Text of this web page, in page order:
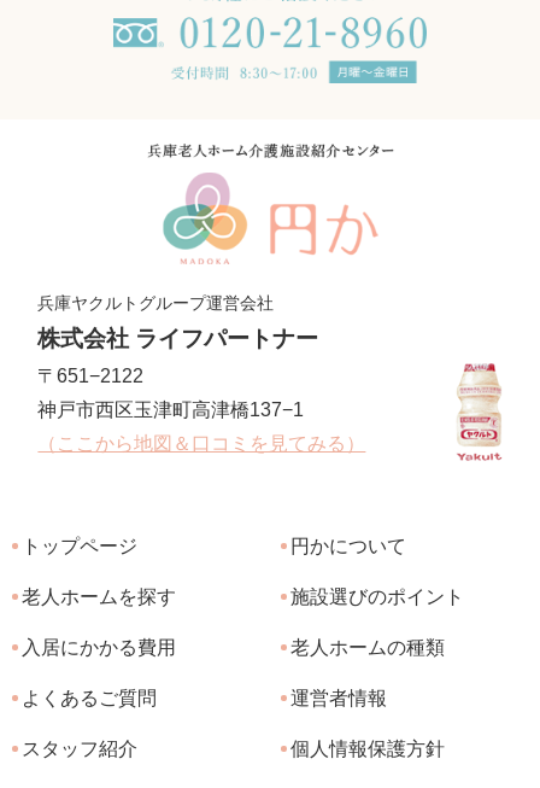
兵庫ヤクルトグループ運営会社
株式会社 ライフパートナー
〒651−2122
神戸市西区玉津町高津橋137−1
（ここから地図＆口コミを見てみる）
トップページ 円かについて
老人ホームを探す 施設選びのポイント
入居にかかる費用 老人ホームの種類
よくあるご質問 運営者情報
スタッフ紹介 個人情報保護方針